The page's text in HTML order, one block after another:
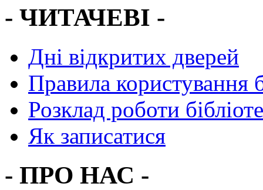
- ЧИТАЧЕВІ -
Дні відкритих дверей
Правила користування
Розклад роботи
Як записатися
- ПРО НАС -